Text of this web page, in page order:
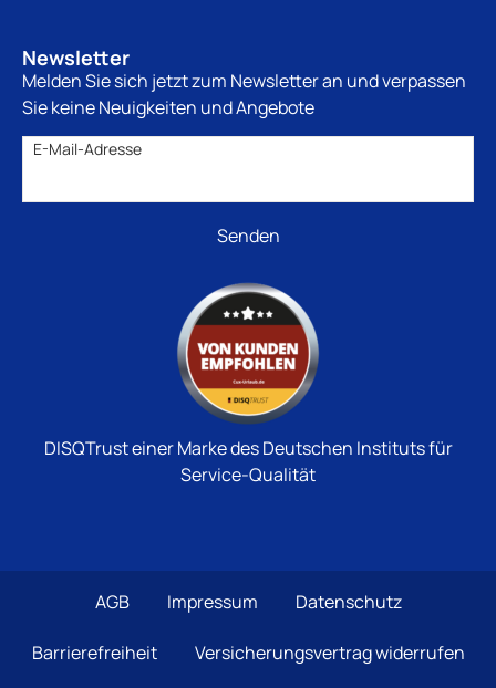
Newsletter
Melden Sie sich jetzt zum Newsletter an und verpassen
Sie keine Neuigkeiten und Angebote
E-Mail-Adresse
DISQTrust einer Marke des Deutschen Instituts für
Service-Qualität
AGB Impressum Datenschutz
Barrierefreiheit Versicherungsvertrag widerrufen